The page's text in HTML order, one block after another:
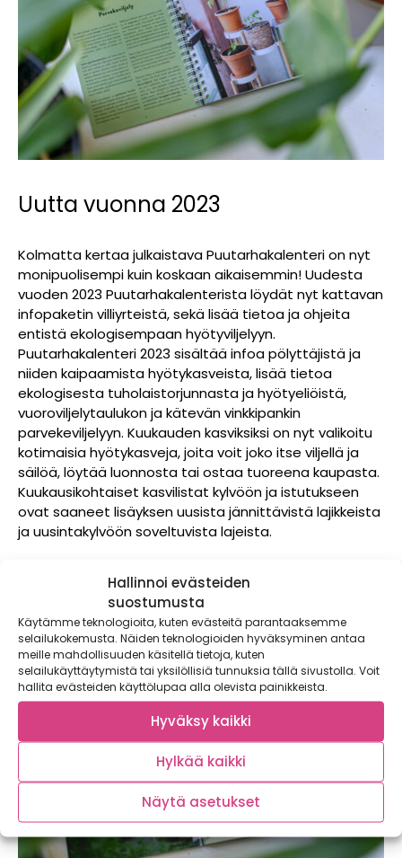
Hallinnoi evästeiden
suostumusta
Käytämme teknologioita, kuten evästeitä parantaaksemme
selailukokemusta. Näiden teknologioiden hyväksyminen antaa
meille mahdollisuuden käsitellä tietoja, kuten
selailukäyttäytymistä tai yksilöllisiä tunnuksia tällä sivustolla. Voit
hallita evästeiden käyttölupaa alla olevista painikkeista.
Hyväksy kaikki
Hylkää kaikki
Näytä asetukset
Uutta vuonna 2023
Kolmatta kertaa julkaistava Puutarhakalenteri on nyt
monipuolisempi kuin koskaan aikaisemmin! Uudesta
vuoden 2023 Puutarhakalenterista löydät nyt kattavan
infopaketin villiyrteistä, sekä lisää tietoa ja ohjeita
entistä ekologisempaan hyötyviljelyyn.
Puutarhakalenteri 2023 sisältää infoa pölyttäjistä ja
niiden kaipaamista hyötykasveista, lisää tietoa
ekologisesta tuholaistorjunnasta ja hyötyeliöistä,
vuoroviljelytaulukon ja kätevän vinkkipankin
parvekeviljelyyn. Kuukauden kasviksiksi on nyt valikoitu
kotimaisia hyötykasveja, joita voit joko itse viljellä ja
säilöä, löytää luonnosta tai ostaa tuoreena kaupasta.
Kuukausikohtaiset kasvilistat kylvöön ja istutukseen
ovat saaneet lisäyksen uusista jännittävistä lajikkeista
ja uusintakylvöön soveltuvista lajeista.
ja saat ILMAISET toimitukset sekä
paljousalennuksia.